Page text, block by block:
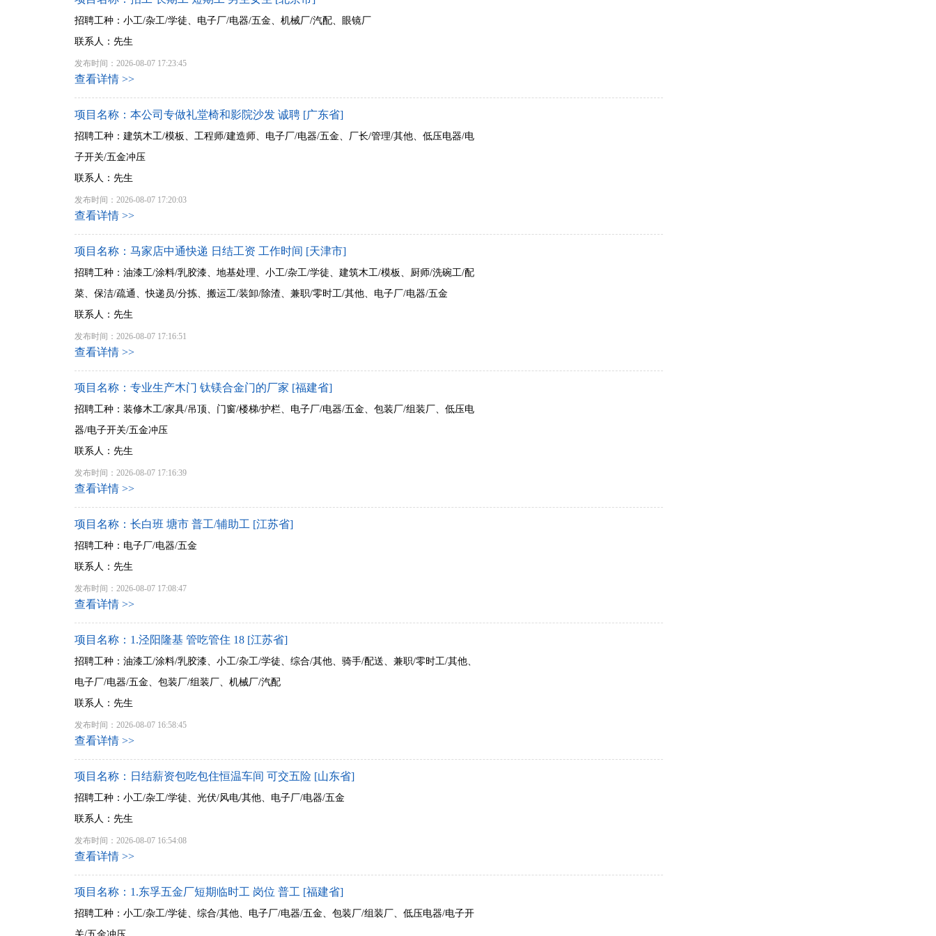
招聘工种：小工/杂工/学徒、电子厂/电器/五金、机械厂/汽配、眼镜厂
联系人：先生
发布时间：2026-08-07 17:23:45
查看详情 >>
项目名称：本公司专做礼堂椅和影院沙发 诚聘 [广东省]
招聘工种：建筑木工/模板、工程师/建造师、电子厂/电器/五金、厂长/管理/其他、低压电器/电
子开关/五金冲压
联系人：先生
发布时间：2026-08-07 17:20:03
查看详情 >>
项目名称：马家店中通快递 日结工资 工作时间 [天津市]
招聘工种：油漆工/涂料/乳胶漆、地基处理、小工/杂工/学徒、建筑木工/模板、厨师/洗碗工/配
菜、保洁/疏通、快递员/分拣、搬运工/装卸/除渣、兼职/零时工/其他、电子厂/电器/五金
联系人：先生
发布时间：2026-08-07 17:16:51
查看详情 >>
项目名称：专业生产木门 钛镁合金门的厂家 [福建省]
招聘工种：装修木工/家具/吊顶、门窗/楼梯/护栏、电子厂/电器/五金、包装厂/组装厂、低压电
器/电子开关/五金冲压
联系人：先生
发布时间：2026-08-07 17:16:39
查看详情 >>
项目名称：长白班 塘市 普工/辅助工 [江苏省]
招聘工种：电子厂/电器/五金
联系人：先生
发布时间：2026-08-07 17:08:47
查看详情 >>
项目名称：1.泾阳隆基 管吃管住 18 [江苏省]
招聘工种：油漆工/涂料/乳胶漆、小工/杂工/学徒、综合/其他、骑手/配送、兼职/零时工/其他、
电子厂/电器/五金、包装厂/组装厂、机械厂/汽配
联系人：先生
发布时间：2026-08-07 16:58:45
查看详情 >>
项目名称：日结薪资包吃包住恒温车间 可交五险 [山东省]
招聘工种：小工/杂工/学徒、光伏/风电/其他、电子厂/电器/五金
联系人：先生
发布时间：2026-08-07 16:54:08
查看详情 >>
项目名称：1.东孚五金厂短期临时工 岗位 普工 [福建省]
招聘工种：小工/杂工/学徒、综合/其他、电子厂/电器/五金、包装厂/组装厂、低压电器/电子开